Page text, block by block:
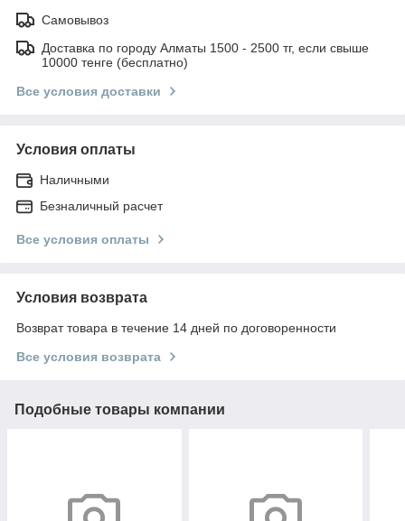
Самовывоз
Доставка по городу Алматы 1500 - 2500 тг, если свыше
10000 тенге (бесплатно)
Все условия доставки
Условия оплаты
Наличными
Безналичный расчет
Все условия оплаты
Условия возврата
Возврат товара в течение 14 дней по договоренности
Все условия возврата
Подобные товары компании